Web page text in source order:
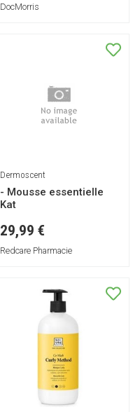
DocMorris
Dermoscent
- Mousse essentielle
Kat
29,99 €
Redcare Pharmacie